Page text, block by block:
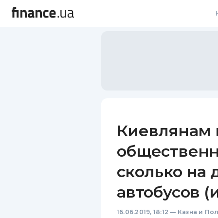
Киевлянам
сколько на
автобусов
16.06.2019, 18:12 — Казна и